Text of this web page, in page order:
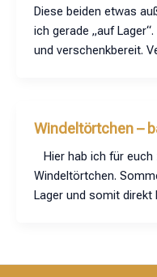
Diese beiden etwas
ich gerade „auf
und verschenkbereit.
Windeltörtchen –
Hier hab ich für euch
Windeltörtchen.
Lager und somit direkt